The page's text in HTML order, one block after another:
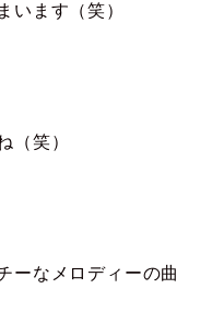
います（笑）
（笑）
ーなメロディーの曲